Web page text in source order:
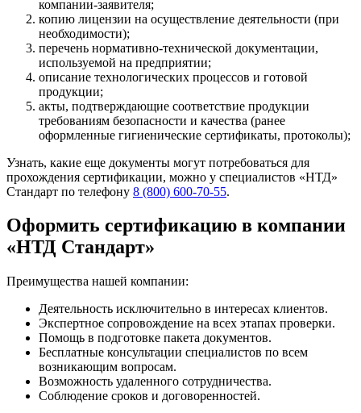
компании-заявителя;
копию лицензии на осуществление деятельности (при
необходимости);
перечень нормативно-технической документации,
используемой на предприятии;
описание технологических процессов и готовой
продукции;
акты, подтверждающие соответствие продукции
требованиям безопасности и качества (ранее
оформленные гигиенические сертификаты, протоколы);
Узнать, какие еще документы могут потребоваться для
прохождения сертификации, можно у специалистов «НТД»
Стандарт по телефону 8 (800) 600-70-55.
Оформить сертификацию в компании
«НТД Стандарт»
Преимущества нашей компании:
Деятельность исключительно в интересах клиентов.
Экспертное сопровождение на всех этапах проверки.
Помощь в подготовке пакета документов.
Бесплатные консультации специалистов по всем
возникающим вопросам.
Возможность удаленного сотрудничества.
Соблюдение сроков и договоренностей.